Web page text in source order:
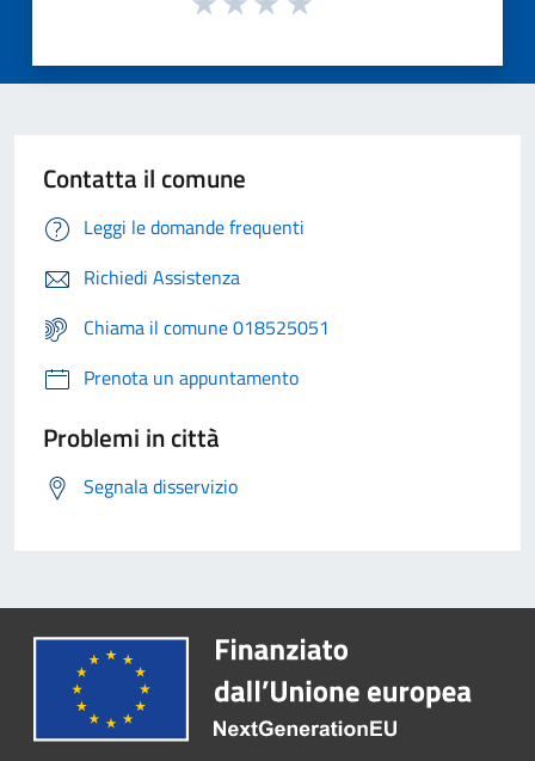
Contatta il comune
Leggi le domande frequenti
Richiedi Assistenza
Chiama il comune 018525051
Prenota un appuntamento
Problemi in città
Segnala disservizio